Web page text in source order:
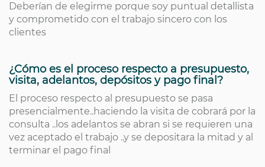
Deberían de elegirme porque soy puntual detallista
y comprometido con el trabajo sincero con los
clientes
¿Cómo es el proceso respecto a presupuesto,
visita, adelantos, depósitos y pago final?
El proceso respecto al presupuesto se pasa
presencialmente..haciendo la visita de cobrará por la
consulta ..los adelantos se abran si se requieren una
vez aceptado el trabajo ..y se depositara la mitad y al
terminar el pago final